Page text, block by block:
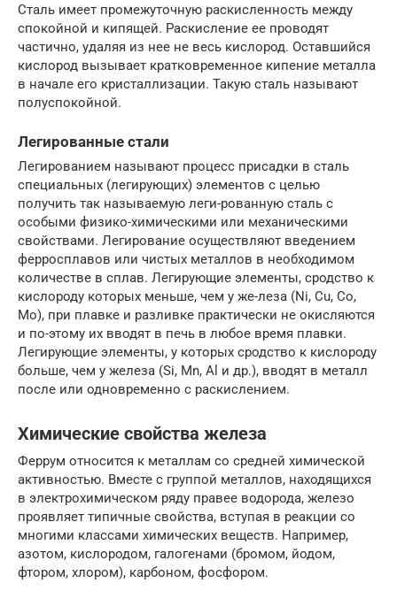
Сталь имеет промежуточную раскисленность между
спокойной и кипящей. Раскисление ее проводят
частично, удаляя из нее не весь кислород. Оставшийся
кислород вызывает кратковременное кипение металла
в начале его кристаллизации. Такую сталь называют
полуспокойной.
Легированные стали
Легированием называют процесс присадки в сталь
специальных (легирующих) элементов с целью
получить так называемую леги-рованную сталь с
особыми физико-химическими или механическими
свойствами. Легирование осуществляют введением
ферросплавов или чистых металлов в необходимом
количестве в сплав. Легирующие элементы, сродство к
кислороду которых меньше, чем у же-леза (Ni, Cu, Co,
Mo), при плавке и разливке практически не окисляются
и по-этому их вводят в печь в любое время плавки.
Легирующие элементы, у которых сродство к кислороду
больше, чем у железа (Si, Mn, Al и др.), вводят в металл
после или одновременно с раскислением.
Химические свойства железа
Феррум относится к металлам со средней химической
активностью. Вместе с группой металлов, находящихся
в электрохимическом ряду правее водорода, железо
проявляет типичные свойства, вступая в реакции со
многими классами химических веществ. Например,
азотом, кислородом, галогенами (бромом, йодом,
фтором, хлором), карбоном, фосфором.